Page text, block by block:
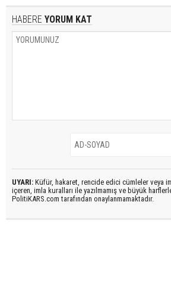
HABERE YORUM KAT
UYARI: Küfür, hakaret, rencide edici cümleler veya
içeren, imla kuralları ile yazılmamış ve büyük
PolitiKARS.com tarafından onaylanmamaktadır.